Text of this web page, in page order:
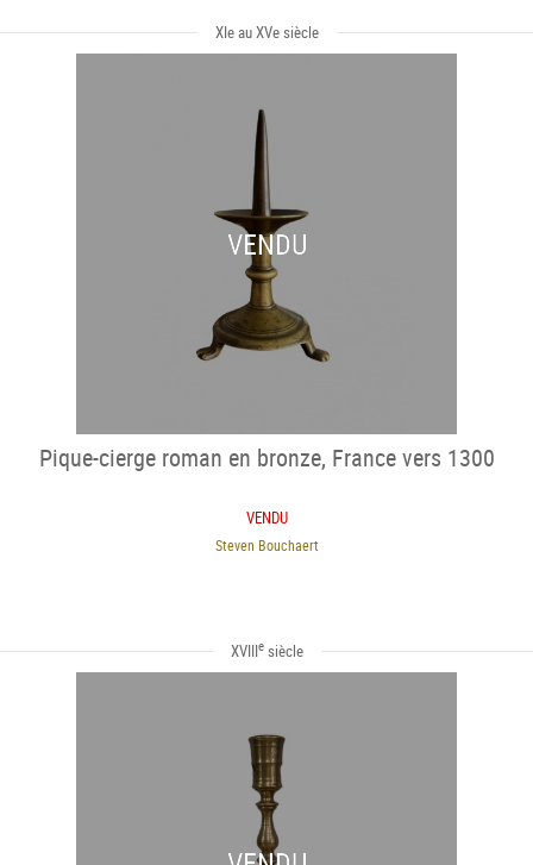
XIe au XVe siècle
VENDU
Pique-cierge roman en bronze, France vers 1300
VENDU
Steven Bouchaert
XVIIIesiècle